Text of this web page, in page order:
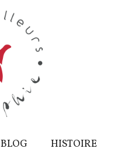
BLOG HISTOIRE